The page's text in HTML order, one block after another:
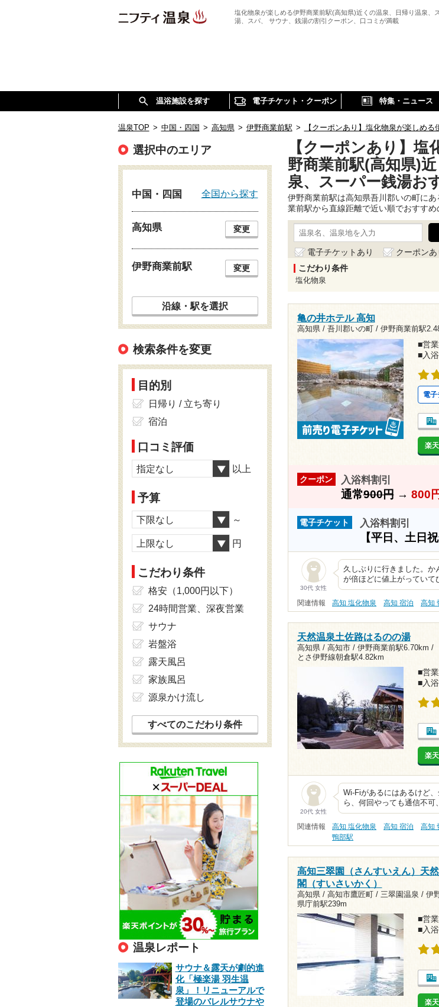
塩化物泉が楽しめる伊野商業前駅(高知県)近くの温泉、日帰り温泉、
湯、スパ、 サウナ、銭湯の割引クーポン、口コミが満載
温浴施設を探す 電子チケット・クーポン 特集・ニュース
温泉TOP > 中国・四国 > 高知県 > 伊野商業前駅 > 【クーポンあり】塩化物泉が楽しめ
【クーポンあり】塩
野商業前駅(高知県)
泉、スーパー銭湯お
伊野商業前駅は高知県吾川郡いの町に
業前駅から直線距離で近い順でおすす
電子チケットあり クーポンあ
こだわり条件
塩化物泉
亀の井ホテル 高知
高知県 / 吾川郡いの町 / 伊野商業前駅
■営
■入
電子
楽
クーポン 入浴料割引
通常900円→ 800
電子チケット 入浴料割引
【平日、土日
30代 女性
久しぶりに行きました。
が倍ほどに値上がってい
関連情報 高知 塩化物泉 高知 宿泊 高知
天然温泉土佐路はるのの湯
高知県 / 高知市 / 伊野商業前駅6.70km /
とさ伊野線朝倉駅4.82km
■営
■入
楽
20代 女性
Wi-Fiがあるにはあるけど
ら、何回やっても通信不
関連情報 高知 塩化物泉 高知 宿泊 高知
鴨部駅
高知三翠園（さんすいえん）天
閣（すいさいかく）
高知県 / 高知市鷹匠町 / 三翠園温泉 / 伊
県庁前駅239m
■営
■入
楽
選択中のエリア
中国・四国 全国から探す
高知県 変更
伊野商業前駅 変更
沿線・駅を選択
検索条件を変更
目的別
日帰り / 立ち寄り
宿泊
口コミ評価
指定なし 以上
予算
下限なし ～
上限なし 円
こだわり条件
格安（1,000円以下）
24時間営業、深夜営業
サウナ
岩盤浴
露天風呂
家族風呂
源泉かけ流し
すべてのこだわり条件
温泉レポート
サウナ＆露天が劇的進
化「極楽湯 羽生温
泉」！リニューアルで
登場のバレルサウナや